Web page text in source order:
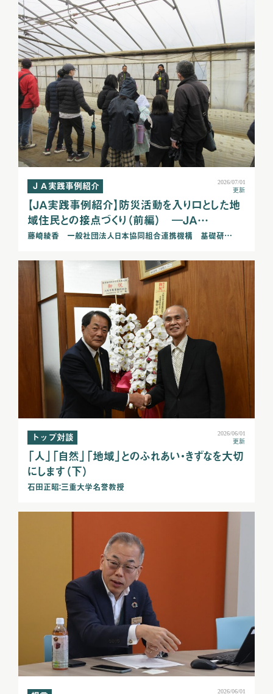
ＪＡ実践事例紹介
2026/07/01
更新
【ＪＡ実践事例紹介】防災活動を入り口とした地
域住民との接点づくり（前編） ―ＪＡ…
藤崎綾香 一般社団法人日本協同組合連携機構 基礎研…
トップ対談
2026/06/01
更新
「人」「自然」「地域」とのふれあい・きずなを大切
にします（下）
石田正昭：三重大学名誉教授
2026/06/01